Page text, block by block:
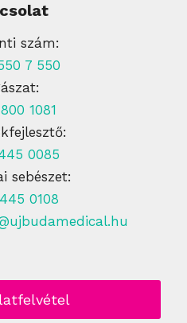
szám:
7 550
1081
0085
sebészet:
0108